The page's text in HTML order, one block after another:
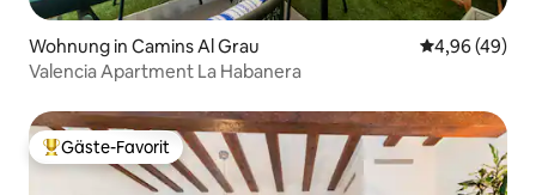
Wohnung in Camins Al Grau
4,96 (49)
Valencia Apartment La Habanera
Beliebter Gäste-Favorit.
Gäste-Favorit